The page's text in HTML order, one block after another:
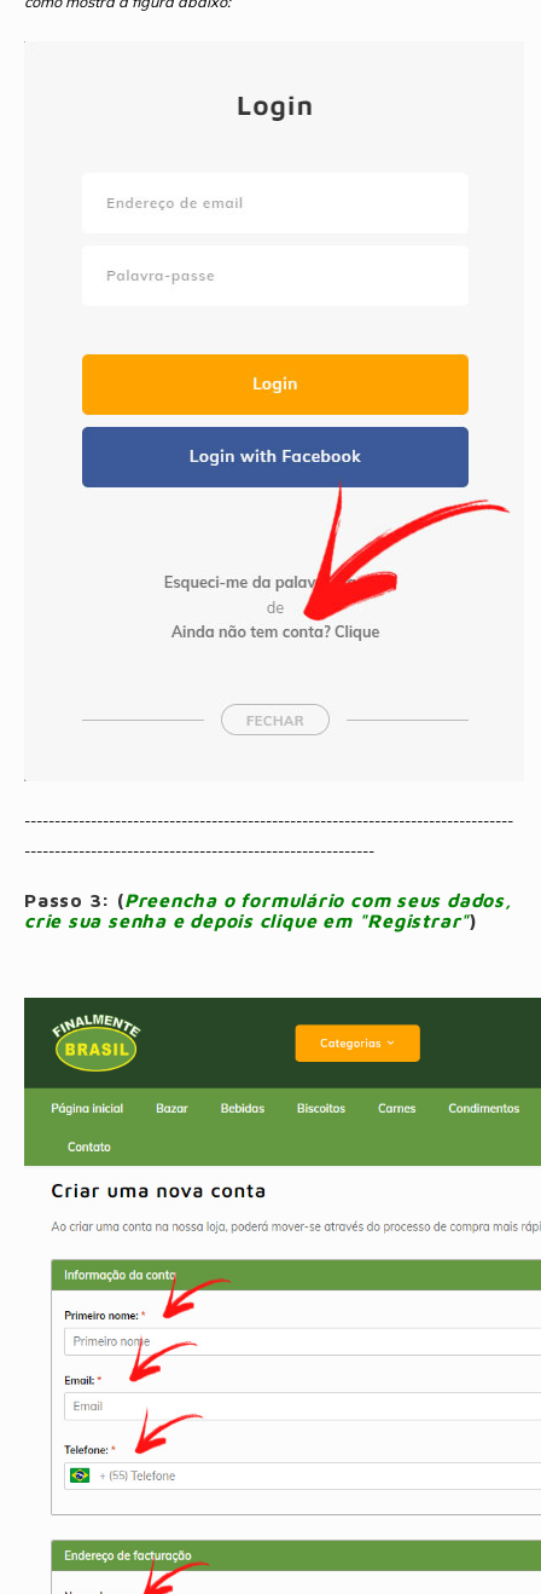
---------------------------------------------------------------------------------
----------------------------------------------------------
Passo 3: (Preencha o formulário com seus dados,
crie sua senha e depois clique em "Registrar")